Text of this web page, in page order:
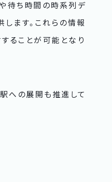
待ち時間の時系列デ
ます。これらの情報
ることが可能となり
への展開も推進して